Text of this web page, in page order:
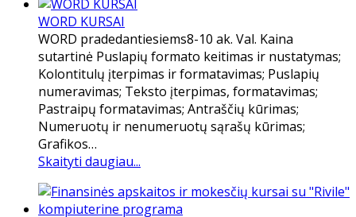
WORD KURSAI
WORD pradedantiesiems8-10 ak. Val. Kaina
sutartinė Puslapių formato keitimas ir nustatymas;
Kolontitulų įterpimas ir formatavimas; Puslapių
numeravimas; Teksto įterpimas, formatavimas;
Pastraipų formatavimas; Antraščių kūrimas;
Numeruotų ir nenumeruotų sąrašų kūrimas;
Grafikos…
Skaityti daugiau...